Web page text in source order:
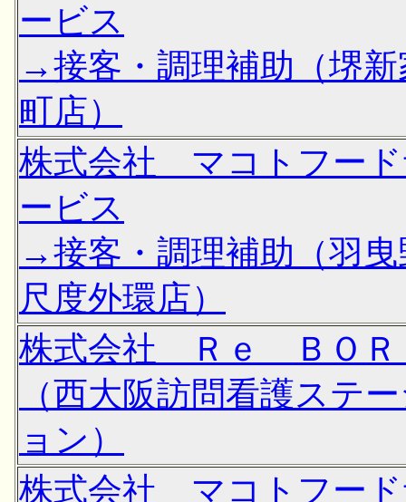
ービス
→接客・調理補助（堺新
町店）
株式会社 マコトフー
ービス
→接客・調理補助（羽曳
尺度外環店）
株式会社 Ｒｅ ＢＯＲ
（西大阪訪問看護ステ
ョン）
株式会社 マコトフー